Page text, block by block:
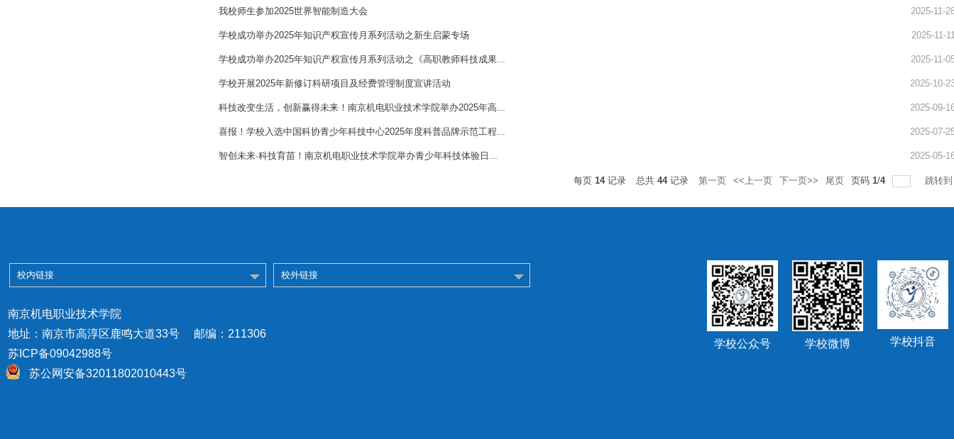
我校师生参加2025世界智能制造大会 2025-11-
学校成功举办2025年知识产权宣传月系列活动之新生启蒙专场 2025-11-
学校成功举办2025年知识产权宣传月系列活动之《高职教师科技成果... 2025-11-
学校开展2025年新修订科研项目及经费管理制度宣讲活动 2025-10-
科技改变生活，创新赢得未来！南京机电职业技术学院举办2025年高... 2025-09-
喜报！学校入选中国科协青少年科技中心2025年度科普品牌示范工程... 2025-07-
智创未来·科技育苗！南京机电职业技术学院举办青少年科技体验日... 2025-05-
每页 14记录 总共 44记录 第一页 <<上一页 下一页>> 尾页 页码 1/4 跳转
校内链接 校外链接
南京机电职业技术学院
地址：南京市高淳区鹿鸣大道33号 邮编：211306
苏ICP备09042988号
苏公网安备32011802010443号
学校公众号 学校微博 学校抖音